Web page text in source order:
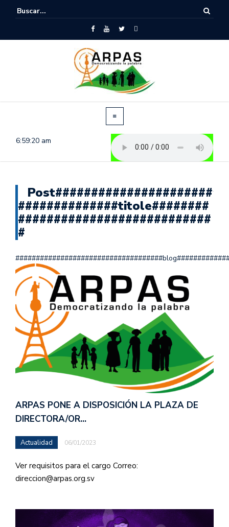
6:59:21 am
Post######################
##############titole########
###########################
#
ARPAS PONE A DISPOSICIÓN LA PLAZA DE
DIRECTORA/OR…
Actualidad 06/01/2023
Ver requisitos para el cargo Correo:
direccion@arpas.org.sv